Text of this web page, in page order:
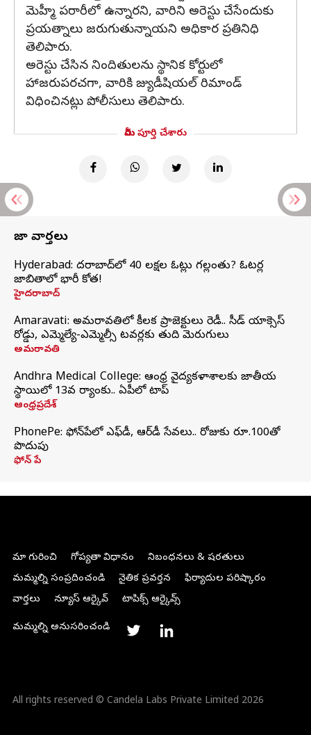
మెహ్మీ పరారీలో ఉన్నారని, వారిని అరెస్టు చేసేందుకు
ప్రయత్నాలు జరుగుతున్నాయని అధికార ప్రతినిధి
తెలిపారు.
అరెస్టు చేసిన నిందితులను స్థానిక కోర్టులో
హాజరుపరచగా, వారికి జ్యుడీషియల్ రిమాండ్
విధించినట్లు పోలీసులు తెలిపారు.
మీరు పూర్తి చేశారు
తాజా వార్తలు
Hyderabad: హైదరాబాద్‌లో 40 లక్షల ఓట్లు గల్లంతు? ఓటర్ల
జాబితాలో భారీ కోత!
హైదరాబాద్
Amaravati: అమరావతిలో కీలక ప్రాజెక్టులు రెడీ.. సీడ్‌ యాక్సెస్‌
రోడ్డు, ఎమ్మెల్యే-ఎమ్మెల్సీ టవర్లకు తుది మెరుగులు
అమరావతి
Andhra Medical College: ఆంధ్ర వైద్యకళాశాలకు జాతీయ
స్థాయిలో 13వ ర్యాంకు.. ఏపీలో టాప్
ఆంధ్రప్రదేశ్
PhonePe: ఫోన్‌పేలో ఎఫ్‌డీ, ఆర్‌డీ సేవలు.. రోజుకు రూ.100తో
పొదుపు
ఫోన్‌ పే
మా గురించి గోప్యతా విధానం
నిబంధనలు & షరతులు
మమ్మల్ని సంప్రదించండి
నైతిక ప్రవర్తన
ఫిర్యాదుల పరిష్కారం
వార్తలు
న్యూస్ ఆర్కైవ్ టాపిక్స్ ఆర్కైవ్స్
మమ్మల్ని అనుసరించండి
All rights reserved © Candela Labs Private Limited 2026